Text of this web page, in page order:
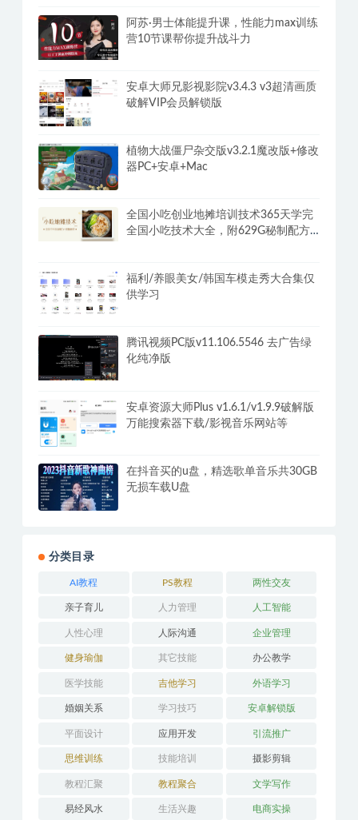
阿苏·男士体能提升课，性能力max训练
营10节课帮你提升战斗力
安卓大师兄影视影院v3.4.3 v3超清画质
破解VIP会员解锁版
植物大战僵尸杂交版v3.2.1魔改版+修改
器PC+安卓+Mac
全国小吃创业地摊培训技术365天学完
全国小吃技术大全，附629G秘制配方
福利/养眼美女/韩国车模走秀大合集仅
供学习
腾讯视频PC版v11.106.5546 去广告绿
化纯净版
安卓资源大师Plus v1.6.1/v1.9.9破解版
万能搜索器下载/影视音乐网站等
在抖音买的u盘，精选歌单音乐共30GB
无损车载U盘
分类目录
AI教程 PS教程 两性交友
亲子育儿 人力管理 人工智能
人性心理 人际沟通 企业管理
健身瑜伽 其它技能 办公教学
医学技能 吉他学习 外语学习
婚姻关系 学习技巧 安卓解锁版
平面设计 应用开发 引流推广
思维训练 技能培训 摄影剪辑
教程汇聚 教程聚合 文学写作
易经风水 生活兴趣 电商实操